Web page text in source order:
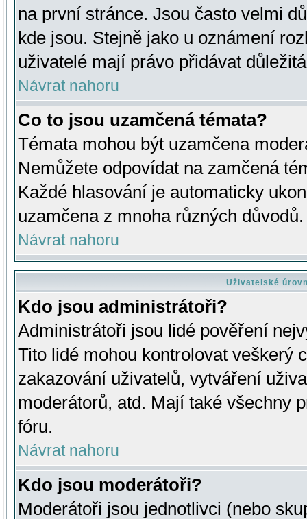
na první stránce. Jsou často velmi
kde jsou. Stejně jako u oznámení
uživatelé mají právo přidávat
Návrat nahoru
Co to jsou uzamčená témata?
Témata mohou být uzamčena
Nemůžete odpovídat na zamčená
Každé hlasování je automaticky
uzamčena z mnoha různých důvodů.
Návrat nahoru
Uživatelské
Kdo jsou administrátoři?
Administrátoři jsou lidé pověření
Tito lidé mohou kontrolovat veškerý
zakazování uživatelů, vytváření
moderátorů, atd. Mají také všechny
fóru.
Návrat nahoru
Kdo jsou moderátoři?
Moderátoři jsou jednotlivci (nebo